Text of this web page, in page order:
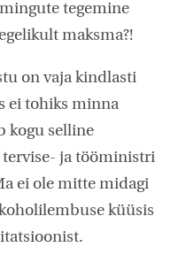
tegemine
maksma?!
on vaja kindlasti
ei tohiks minna
kogu selline
ja tööministri
ei ole mitte midagi
küüsis